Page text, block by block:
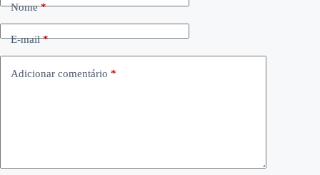
Nome*
E-mail*
Adicionar comentário *